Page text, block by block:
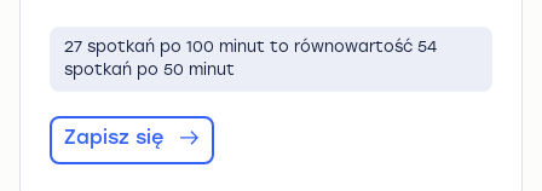
27 spotkań po 100 minut to równowartość 54
spotkań po 50 minut
Zapisz się